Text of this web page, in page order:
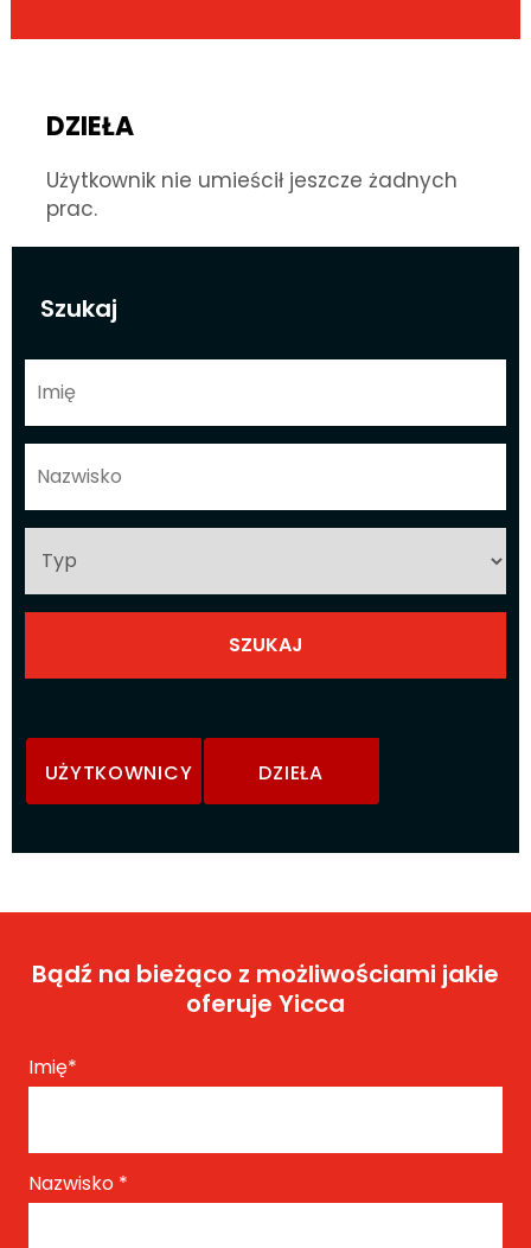
Szukaj
UŻYTKOWNICY DZIEŁA
DZIEŁA
Użytkownik nie umieścił jeszcze żadnych
prac.
Bądź na bieżąco z możliwościami jakie
oferuje Yicca
Imię*
Nazwisko *